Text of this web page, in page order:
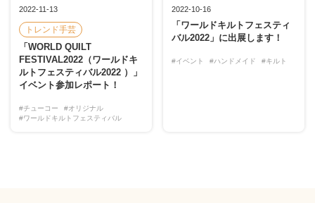
2022-11-13
トレンド手芸
「WORLD QUILT
FESTIVAL2022（ワールドキ
ルトフェスティバル2022 ）」
イベント参加レポート！
#チューコー
#オリジナル
#ワールドキルトフェスティバル
2022-10-16
「ワールドキルトフェスティ
バル2022」に出展します！
#イベント #ハンドメイド #キルト